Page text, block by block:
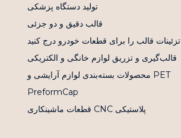
تولید دستگاه پزشکی
قالب دقیق و دو جزئی
تزئینات قالب را برای قطعات خودرو درج کنید
قالب‌گیری و تزریق لوازم خانگی و الکتریکی
محصولات بسته‌بندی لوازم آرایشی و PET
PreformCap
قطعات ماشینکاری CNC پلاستیکی